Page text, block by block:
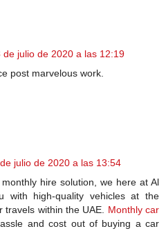
de julio de 2020 a las 12:19
post marvelous work.
julio de 2020 a las 13:54
hire solution, we here at Al
with high-quality vehicles at the
within the UAE. Monthly car
and cost out of buying a car